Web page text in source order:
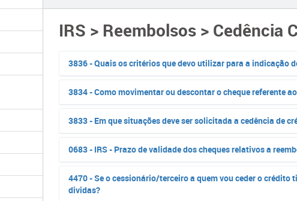
IRS > Reembolsos > Cedência
3836 - Quais os critérios que devo utilizar para a indicação
3834 - Como movimentar ou descontar o cheque referente
3833 - Em que situações deve ser solicitada a cedência de
0683 - IRS - Prazo de validade dos cheques relativos a
4470 - Se o cessionário/terceiro a quem vou ceder o
dividas?